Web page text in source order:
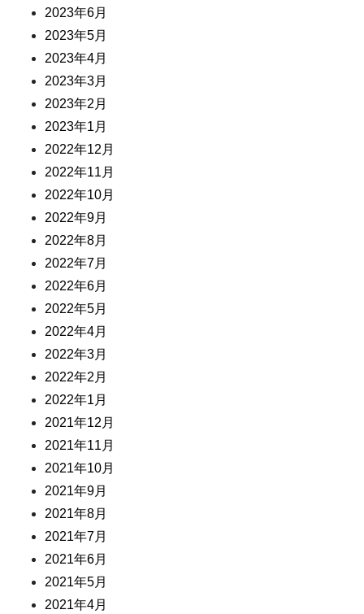
2023年6月
2023年5月
2023年4月
2023年3月
2023年2月
2023年1月
2022年12月
2022年11月
2022年10月
2022年9月
2022年8月
2022年7月
2022年6月
2022年5月
2022年4月
2022年3月
2022年2月
2022年1月
2021年12月
2021年11月
2021年10月
2021年9月
2021年8月
2021年7月
2021年6月
2021年5月
2021年4月